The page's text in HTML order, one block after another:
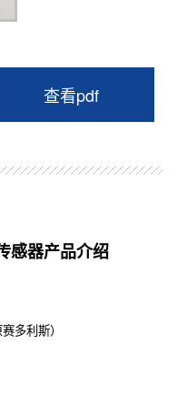
查看pdf
感器产品介绍
多利斯）